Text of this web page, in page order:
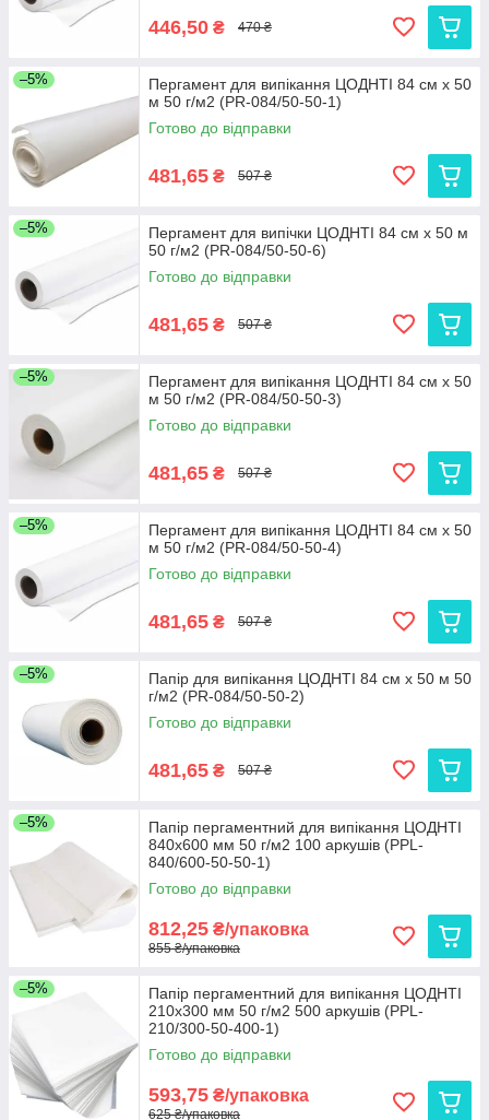
446,50 ₴ 470 ₴
–5%
Пергамент для випікання ЦОДНТІ 84 см x 50
м 50 г/м2 (PR-084/50-50-1)
Готово до відправки
481,65 ₴ 507 ₴
–5%
Пергамент для випічки ЦОДНТІ 84 см x 50 м
50 г/м2 (PR-084/50-50-6)
Готово до відправки
481,65 ₴ 507 ₴
–5%
Пергамент для випікання ЦОДНТІ 84 см х 50
м 50 г/м2 (PR-084/50-50-3)
Готово до відправки
481,65 ₴ 507 ₴
–5%
Пергамент для випікання ЦОДНТІ 84 см x 50
м 50 г/м2 (PR-084/50-50-4)
Готово до відправки
481,65 ₴ 507 ₴
–5%
Папір для випікання ЦОДНТІ 84 см x 50 м 50
г/м2 (PR-084/50-50-2)
Готово до відправки
481,65 ₴ 507 ₴
–5%
Папір пергаментний для випікання ЦОДНТІ
840x600 мм 50 г/м2 100 аркушів (PPL-
840/600-50-50-1)
Готово до відправки
812,25 ₴/упаковка
855 ₴/упаковка
–5%
Папір пергаментний для випікання ЦОДНТІ
210x300 мм 50 г/м2 500 аркушів (PPL-
210/300-50-400-1)
Готово до відправки
593,75 ₴/упаковка
625 ₴/упаковка